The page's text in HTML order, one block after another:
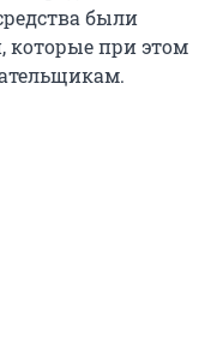
были
которые при этом